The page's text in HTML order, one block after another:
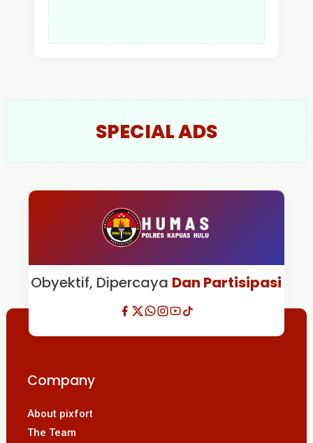
SPECIAL ADS
Obyektif, Dipercaya Dan Partisipasi
Company
About pixfort
The Team